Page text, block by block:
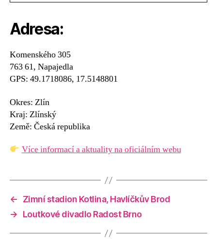
Adresa:
Komenského 305
763 61, Napajedla
GPS: 49.1718086, 17.5148801
Okres: Zlín
Kraj: Zlínský
Země: Česká republika
Více informací a aktuality na oficiálním webu
←
Zimní stadion Kotlina, Havlíčkův Brod
→
Loutkové divadlo Radost Brno